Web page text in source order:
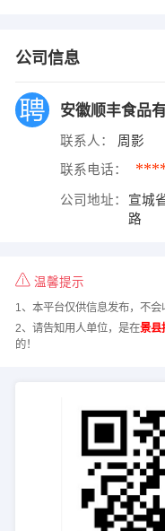
公司信息
安徽顺丰食品
联系人： 周影
联系电话：
公司地址：
宣城
路
温馨提示
1、本平台仅供信息发布，不会
2、请告知用人单位，是在景县
的！